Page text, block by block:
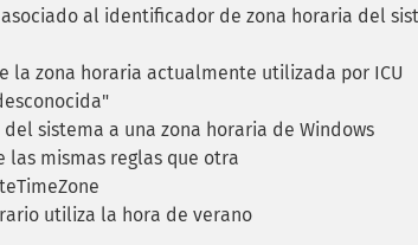
al identificador de zona horaria del
la zona horaria actualmente utilizada por ICU
sistema a una zona horaria de Windows
mismas reglas que otra
utiliza la hora de verano